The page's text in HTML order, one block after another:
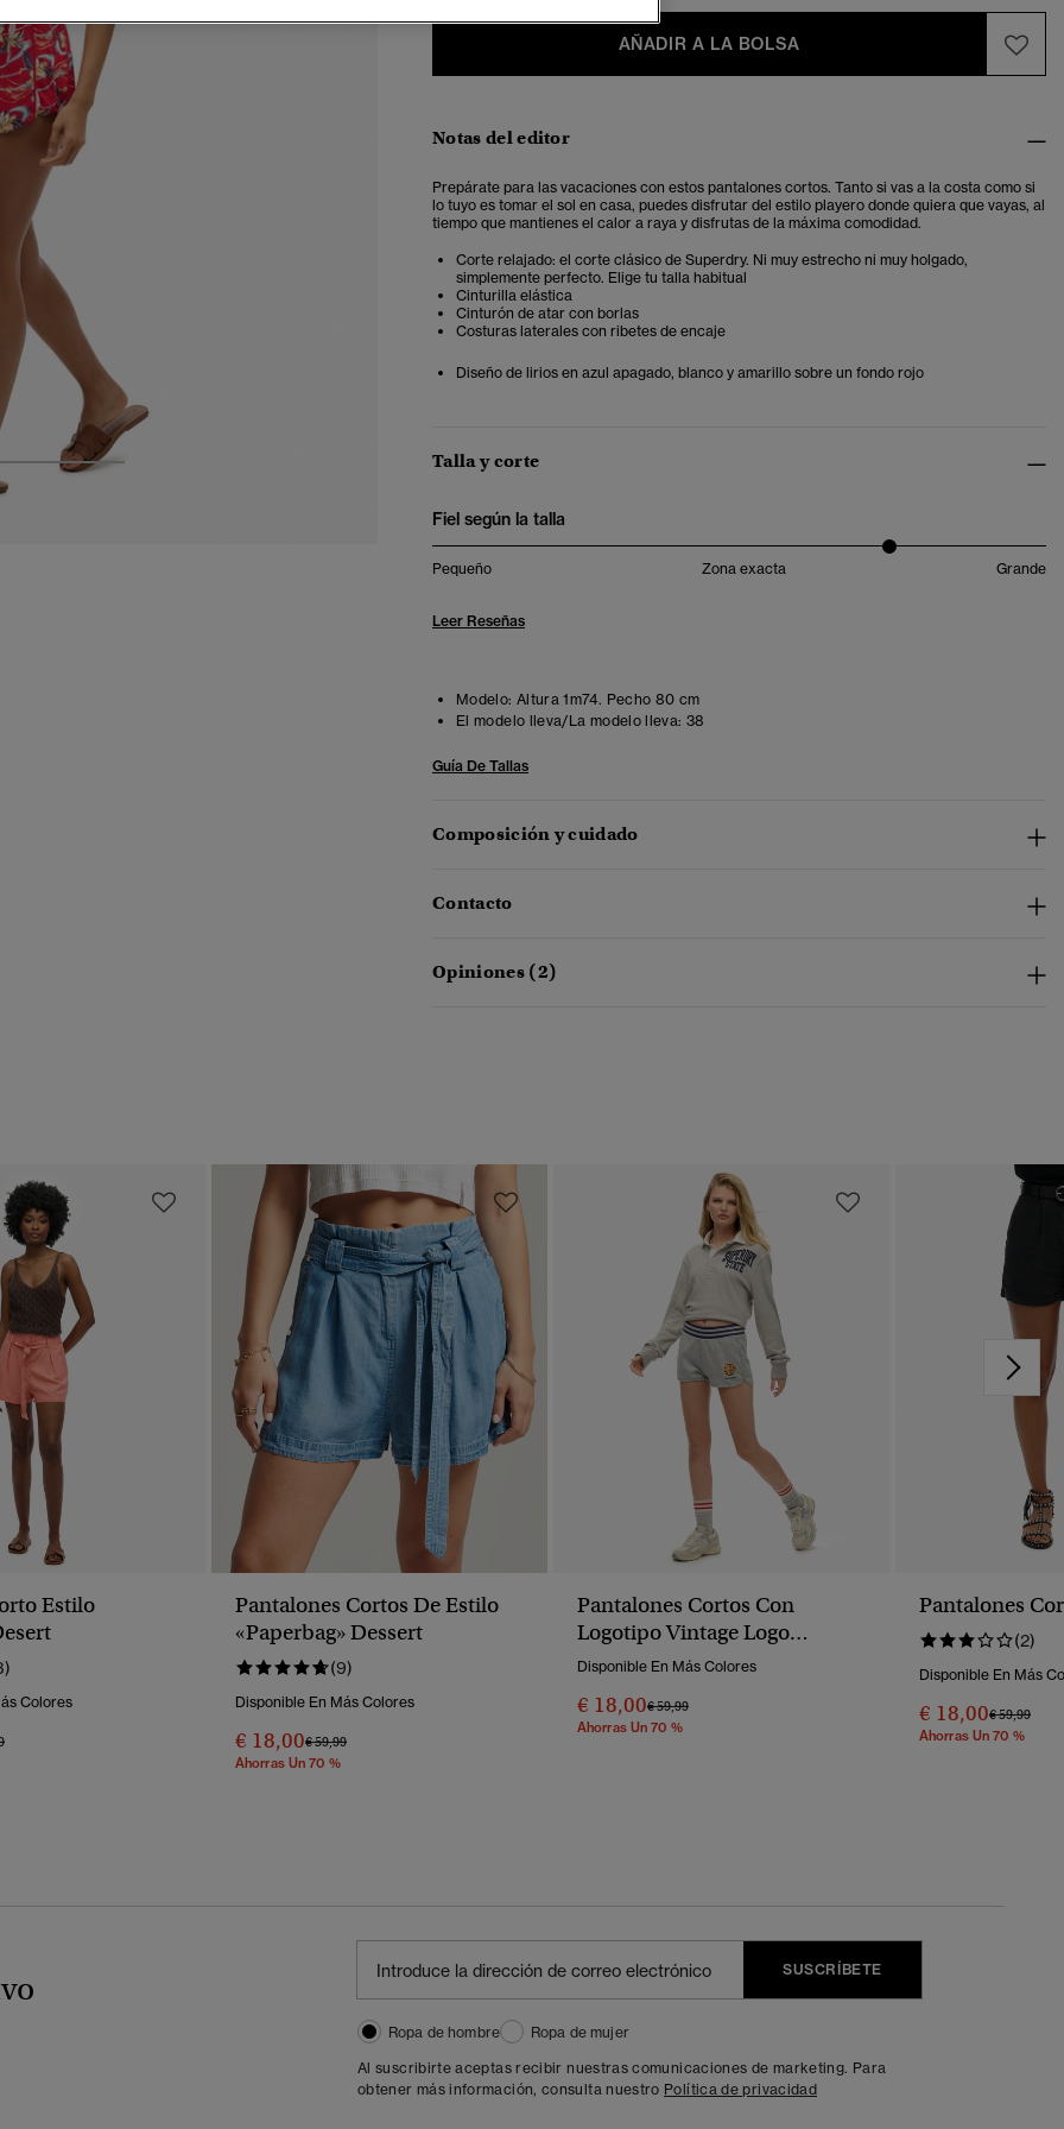
3 4 5
AÑADIR A LA BOLSA
Notas del editor
Prepárate para las vacaciones con estos pantalones cortos. Tanto si vas a la costa como si
lo tuyo es tomar el sol en casa, puedes disfrutar del estilo playero donde quiera que vayas, al
tiempo que mantienes el calor a raya y disfrutas de la máxima comodidad.
Corte relajado: el corte clásico de Superdry. Ni muy estrecho ni muy holgado,
simplemente perfecto. Elige tu talla habitual
Cinturilla elástica
Cinturón de atar con borlas
Costuras laterales con ribetes de encaje
Diseño de lirios en azul apagado, blanco y amarillo sobre un fondo rojo
Talla y corte
Fiel según la talla
Pequeño Zona exacta Grande
Leer Reseñas
Modelo: Altura 1m74. Pecho 80 cm
El modelo lleva/La modelo lleva: 38
Guía De Tallas
Composición y cuidado
Contacto
Opiniones (2)
Estilo
Colores
De
A
Pantalones Cortos De Estilo
«paperbag» Dessert
(9)
Disponible En Más Colores
€ 18,00Precio Rebajado De
€ 59,99A
Ahorras Un 70 %
Pantalones Cortos Con
Logotipo Vintage Logo
Collegiate
Disponible En Más Colores
€ 18,00Precio Rebajado De
€ 59,99A
Ahorras Un 70 %
Pantalones
(2)
Disponible En Más
€ 18,00Precio
€ 59,99A
Ahorras Un 70 %
SUSCRÍBETE
Ropa de hombre
Ropa de mujer
Al suscribirte aceptas recibir nuestras comunicaciones de marketing. Para
obtener más información, consulta nuestro Política de privacidad